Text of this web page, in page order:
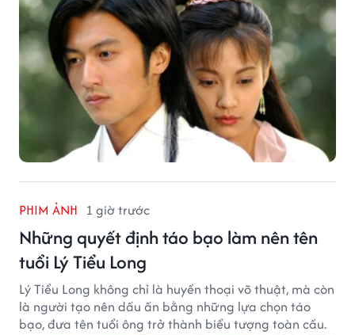
PHIM ẢNH 1 giờ trước
Những quyết định táo bạo làm nên tên
tuổi Lý Tiểu Long
Lý Tiểu Long không chỉ là huyền thoại võ thuật, mà còn
là người tạo nên dấu ấn bằng những lựa chọn táo
bạo, đưa tên tuổi ông trở thành biểu tượng toàn cầu.